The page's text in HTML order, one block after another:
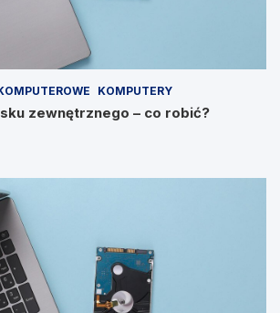
KOMPUTERY
zewnętrznego – co robić?